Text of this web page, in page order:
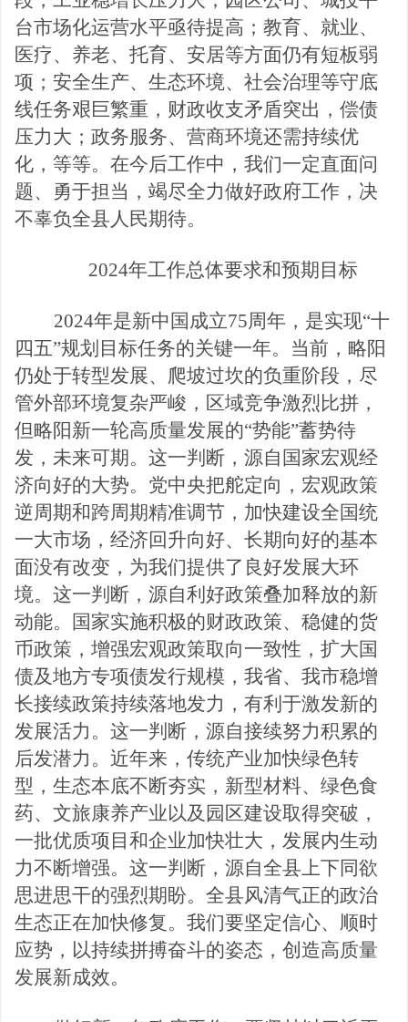
台市场化运营水平亟待提高；教育、就业、
医疗、养老、托育、安居等方面仍有短板弱
项；安全生产、生态环境、社会治理等守底
线任务艰巨繁重，财政收支矛盾突出，偿债
压力大；政务服务、营商环境还需持续优
化，等等。在今后工作中，我们一定直面问
题、勇于担当，竭尽全力做好政府工作，决
不辜负全县人民期待。
2024年工作总体要求和预期目标
2024年是新中国成立75周年，是实现“十
四五”规划目标任务的关键一年。当前，略阳
仍处于转型发展、爬坡过坎的负重阶段，尽
管外部环境复杂严峻，区域竞争激烈比拼，
但略阳新一轮高质量发展的“势能”蓄势待
发，未来可期。这一判断，源自国家宏观经
济向好的大势。党中央把舵定向，宏观政策
逆周期和跨周期精准调节，加快建设全国统
一大市场，经济回升向好、长期向好的基本
面没有改变，为我们提供了良好发展大环
境。这一判断，源自利好政策叠加释放的新
动能。国家实施积极的财政政策、稳健的货
币政策，增强宏观政策取向一致性，扩大国
债及地方专项债发行规模，我省、我市稳增
长接续政策持续落地发力，有利于激发新的
发展活力。这一判断，源自接续努力积累的
后发潜力。近年来，传统产业加快绿色转
型，生态本底不断夯实，新型材料、绿色食
药、文旅康养产业以及园区建设取得突破，
一批优质项目和企业加快壮大，发展内生动
力不断增强。这一判断，源自全县上下同欲
思进思干的强烈期盼。全县风清气正的政治
生态正在加快修复。我们要坚定信心、顺时
应势，以持续拼搏奋斗的姿态，创造高质量
发展新成效。